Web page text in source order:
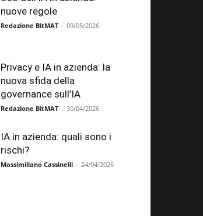
nuove regole
Redazione BitMAT - 09/05/2026
Privacy e IA in azienda: la
nuova sfida della
governance sull’IA
Redazione BitMAT - 30/04/2026
IA in azienda: quali sono i
rischi?
Massimiliano Cassinelli - 24/04/2026